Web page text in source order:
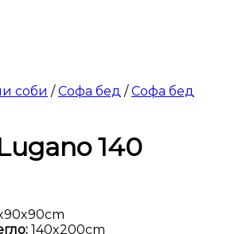
соби / Софа бед / Софа бед
140
140x200cm